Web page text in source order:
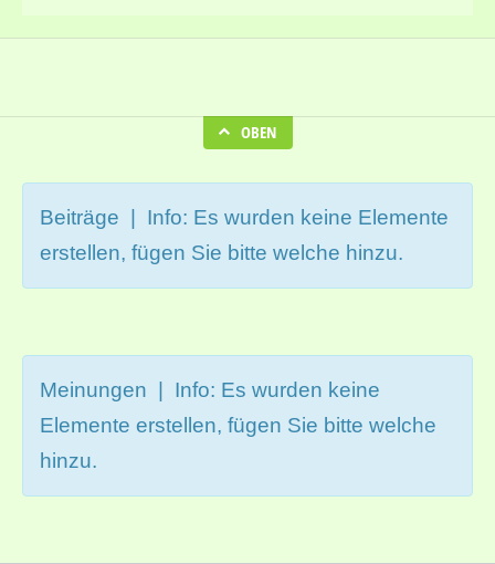
OBEN
Beiträge | Info: Es wurden keine Elemente
erstellen, fügen Sie bitte welche hinzu.
Meinungen | Info: Es wurden keine
Elemente erstellen, fügen Sie bitte welche
hinzu.